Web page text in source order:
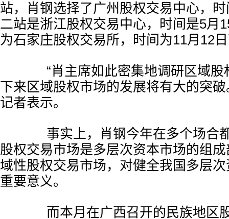
站，肖钢选择了广州股权交易中心，
二站是浙江股权交易中心，时间是5月
为石家庄股权交易所，时间为11月12
“肖主席如此密集地调研区域股
下来区域股权市场的发展将有大的突破
记者表示。
事实上，肖钢今年在多个场合
股权交易市场是多层次资本市场的组
域性股权交易市场，对健全我国多层
重要意义。
而本月在广西召开的民族地区